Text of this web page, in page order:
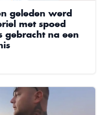
geleden werd
met spoed
gebracht na een